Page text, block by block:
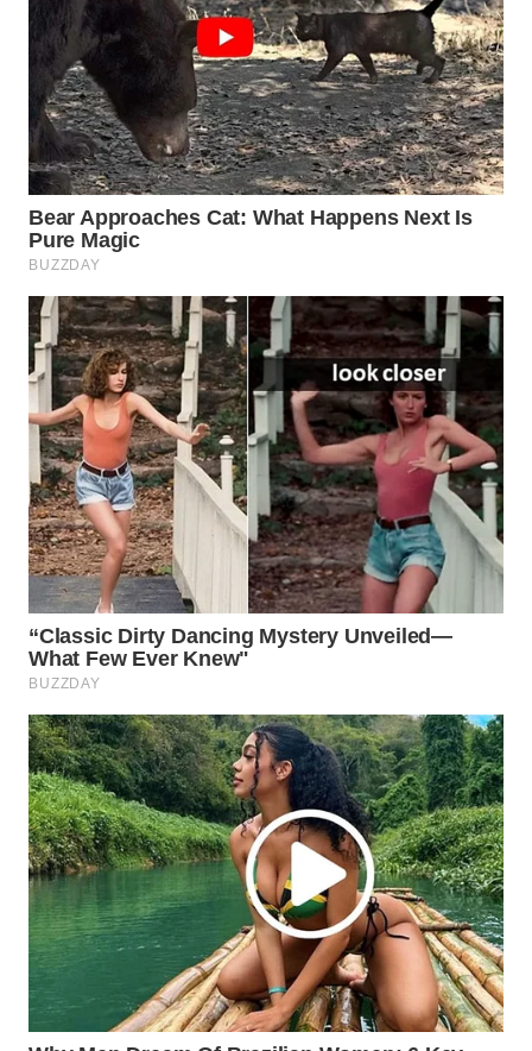
UMKM
WAHANA
SELEB
WAHANA
PERSONA
WAHANA
OTOMOTIF
WAHANA
HEALTH
WAHANA
DESA
WISATA
LAPAK
WAHANA
Wahana
Network
KONSUMEN
LISTRIK
MASYARAKAT
KELISTRIKAN
WALINKI
ID
MAWAKA